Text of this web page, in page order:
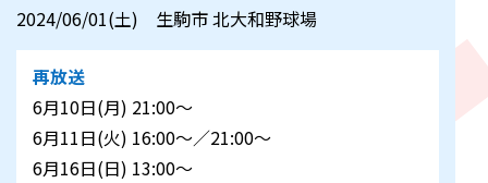
2024/06/01(土) 生駒市 北大和野球場
再放送
6月10日(月) 21:00～
6月11日(火) 16:00～／21:00～
6月16日(日) 13:00～